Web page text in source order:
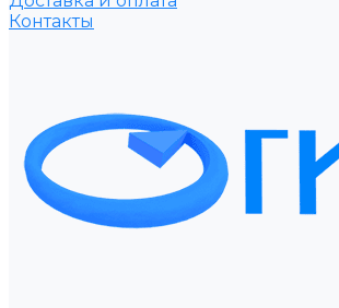
Контакты